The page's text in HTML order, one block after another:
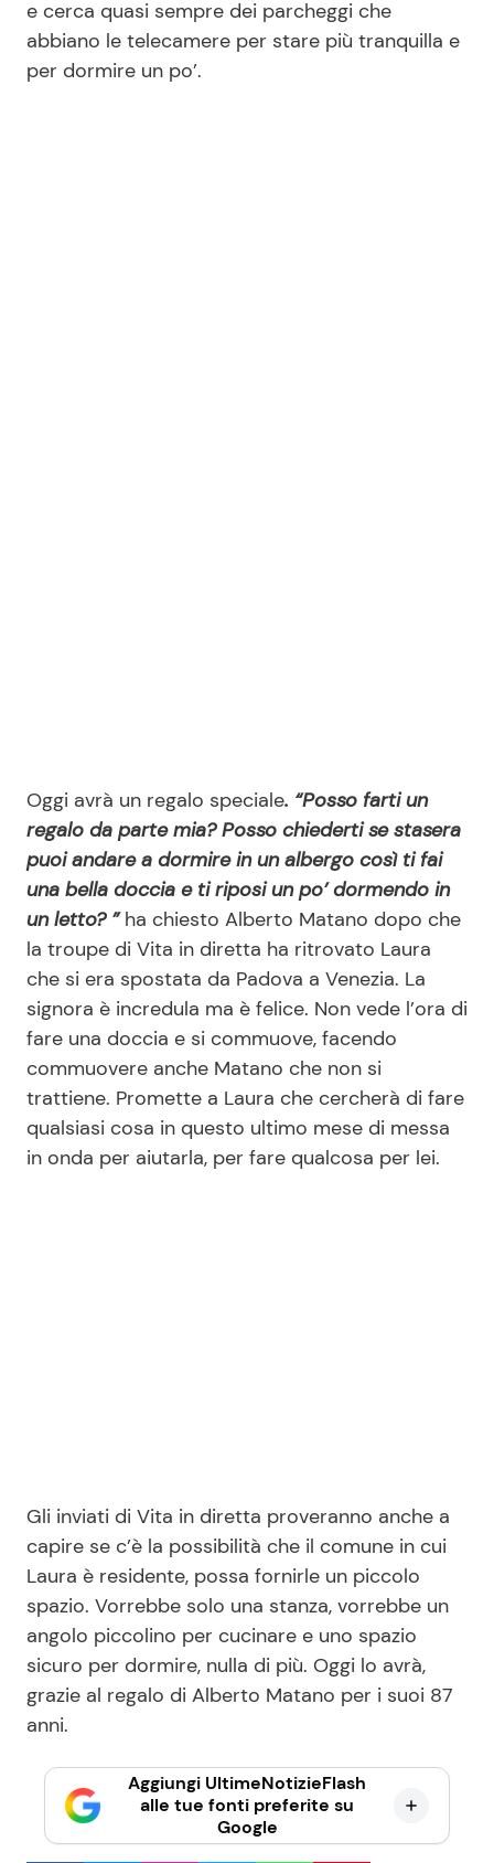
e cerca quasi sempre dei parcheggi che
abbiano le telecamere per stare più tranquilla e
per dormire un po’.
Oggi avrà un regalo speciale. “Posso farti un
regalo da parte mia? Posso chiederti se stasera
puoi andare a dormire in un albergo così ti fai
una bella doccia e ti riposi un po’ dormendo in
un letto? ”ha chiesto Alberto Matano dopo che
la troupe di Vita in diretta ha ritrovato Laura
che si era spostata da Padova a Venezia. La
signora è incredula ma è felice. Non vede l’ora di
fare una doccia e si commuove, facendo
commuovere anche Matano che non si
trattiene. Promette a Laura che cercherà di fare
qualsiasi cosa in questo ultimo mese di messa
in onda per aiutarla, per fare qualcosa per lei.
Gli inviati di Vita in diretta proveranno anche a
capire se c’è la possibilità che il comune in cui
Laura è residente, possa fornirle un piccolo
spazio. Vorrebbe solo una stanza, vorrebbe un
angolo piccolino per cucinare e uno spazio
sicuro per dormire, nulla di più. Oggi lo avrà,
grazie al regalo di Alberto Matano per i suoi 87
anni.
Aggiungi UltimeNotizieFlash
alle tue fonti preferite su
Google